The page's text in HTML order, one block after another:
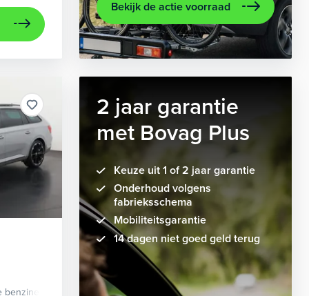
Bekijk de actie voorraad
Automaat
2 jaar garantie
met Bovag Plus
Keuze uit 1 of 2 jaar garantie
Onderhoud volgens
fabrieksschema
Mobiliteitsgarantie
14 dagen niet goed geld terug